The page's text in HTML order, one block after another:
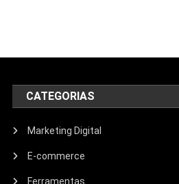
CATEGORIAS
Marketing Digital
E-commerce
Ferramentas